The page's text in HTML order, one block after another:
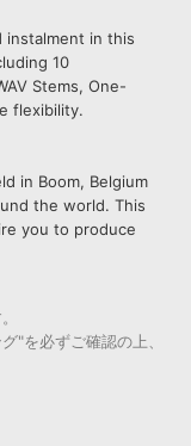
instalment in this
10
Stems, One-
flexibility.
in Boom, Belgium
the world. This
you to produce
"を必ずご確認の上、